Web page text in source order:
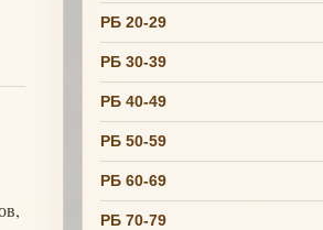
РБ 20-29
РБ 30-39
РБ 40-49
РБ 50-59
РБ 60-69
РБ 70-79